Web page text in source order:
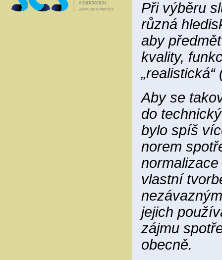
Při výběru
různá
aby
kvality,
Aby se
do
bylo spíš
norem
vlastní
jejich
zájmu
obecně.